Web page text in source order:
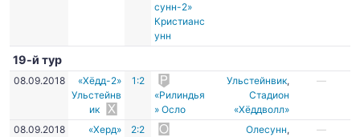
сунн-2»
Кристианс
унн
19-й тур
08.09.2018
«Хёдд-2»
Ульстейнв
ик
1:2
«Рилиндья
» Осло
Ульстейнвик,
Стадион
«Хёддволл»
—
08.09.2018
«Херд»
2:2
Олесунн,
—